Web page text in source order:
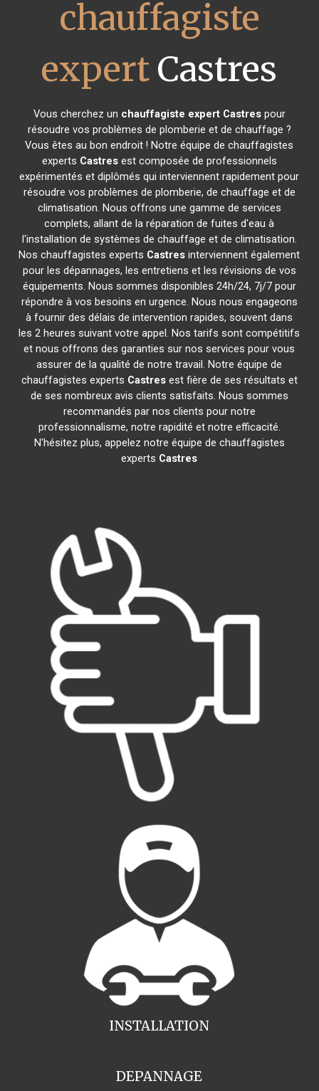
chauffagiste
expert Castres
Vous cherchez un chauffagiste expert Castrespour
résoudre vos problèmes de plomberie et de chauffage ?
Vous êtes au bon endroit ! Notre équipe de chauffagistes
experts Castresest composée de professionnels
expérimentés et diplômés qui interviennent rapidement pour
résoudre vos problèmes de plomberie, de chauffage et de
climatisation. Nous offrons une gamme de services
complets, allant de la réparation de fuites d'eau à
l'installation de systèmes de chauffage et de climatisation.
Nos chauffagistes experts Castres interviennent également
pour les dépannages, les entretiens et les révisions de vos
équipements. Nous sommes disponibles 24h/24, 7j/7 pour
répondre à vos besoins en urgence. Nous nous engageons
à fournir des délais de intervention rapides, souvent dans
les 2 heures suivant votre appel. Nos tarifs sont compétitifs
et nous offrons des garanties sur nos services pour vous
assurer de la qualité de notre travail. Notre équipe de
chauffagistes experts Castresest fière de ses résultats et
de ses nombreux avis clients satisfaits. Nous sommes
recommandés par nos clients pour notre
professionnalisme, notre rapidité et notre efficacité.
N'hésitez plus, appelez notre équipe de chauffagistes
experts Castres
INSTALLATION
DEPANNAGE